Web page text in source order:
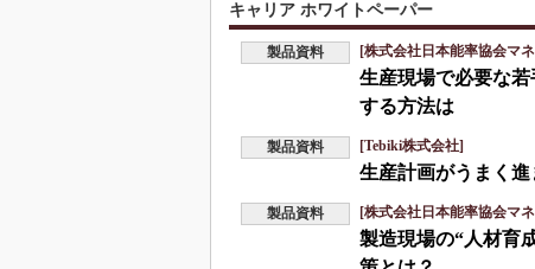
キャリア ホワイトペーパー
製品資料 [株式会社日本能率協会マ
生産現場で必要な
する方法は
製品資料 [Tebiki株式会社]
生産計画がうまく
製品資料 [株式会社日本能率協会マ
製造現場の“人材育